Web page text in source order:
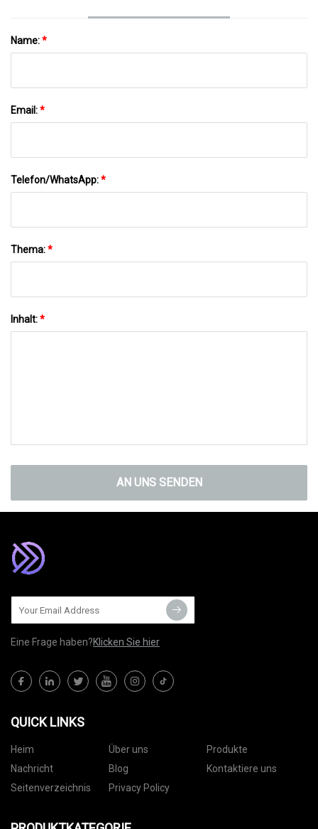
Name:*
Email:*
Telefon/WhatsApp:*
Thema:*
Inhalt:*
AN UNS SENDEN
Eine Frage haben?Klicken Sie hier
QUICK LINKS
Heim Über uns
Produkte
Nachricht
Blog
Kontaktiere uns
Seitenverzeichnis
Privacy Policy